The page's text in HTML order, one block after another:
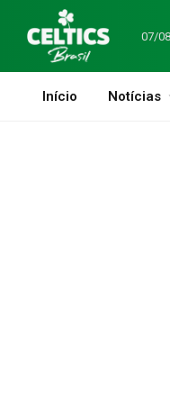
07/
Início Notícias